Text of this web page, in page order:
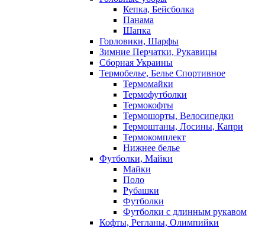
Кепка, Бейсболка
Панама
Шапка
Горловики, Шарфы
Зимние Перчатки, Рукавицы
Сборная Украины
Термобелье, Белье Спортивное
Термомайки
Термофутболки
Термокофты
Термошорты, Велосипедки
Термоштаны, Лосины, Капри
Термокомплект
Нижнее белье
Футболки, Майки
Майки
Поло
Рубашки
Футболки
Футболки с длинным рукавом
Кофты, Регланы, Олимпийки